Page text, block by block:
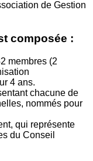
de Gestion
composée :
membres (2
4 ans.
chacune de
nommés pour
qui représente
du Conseil